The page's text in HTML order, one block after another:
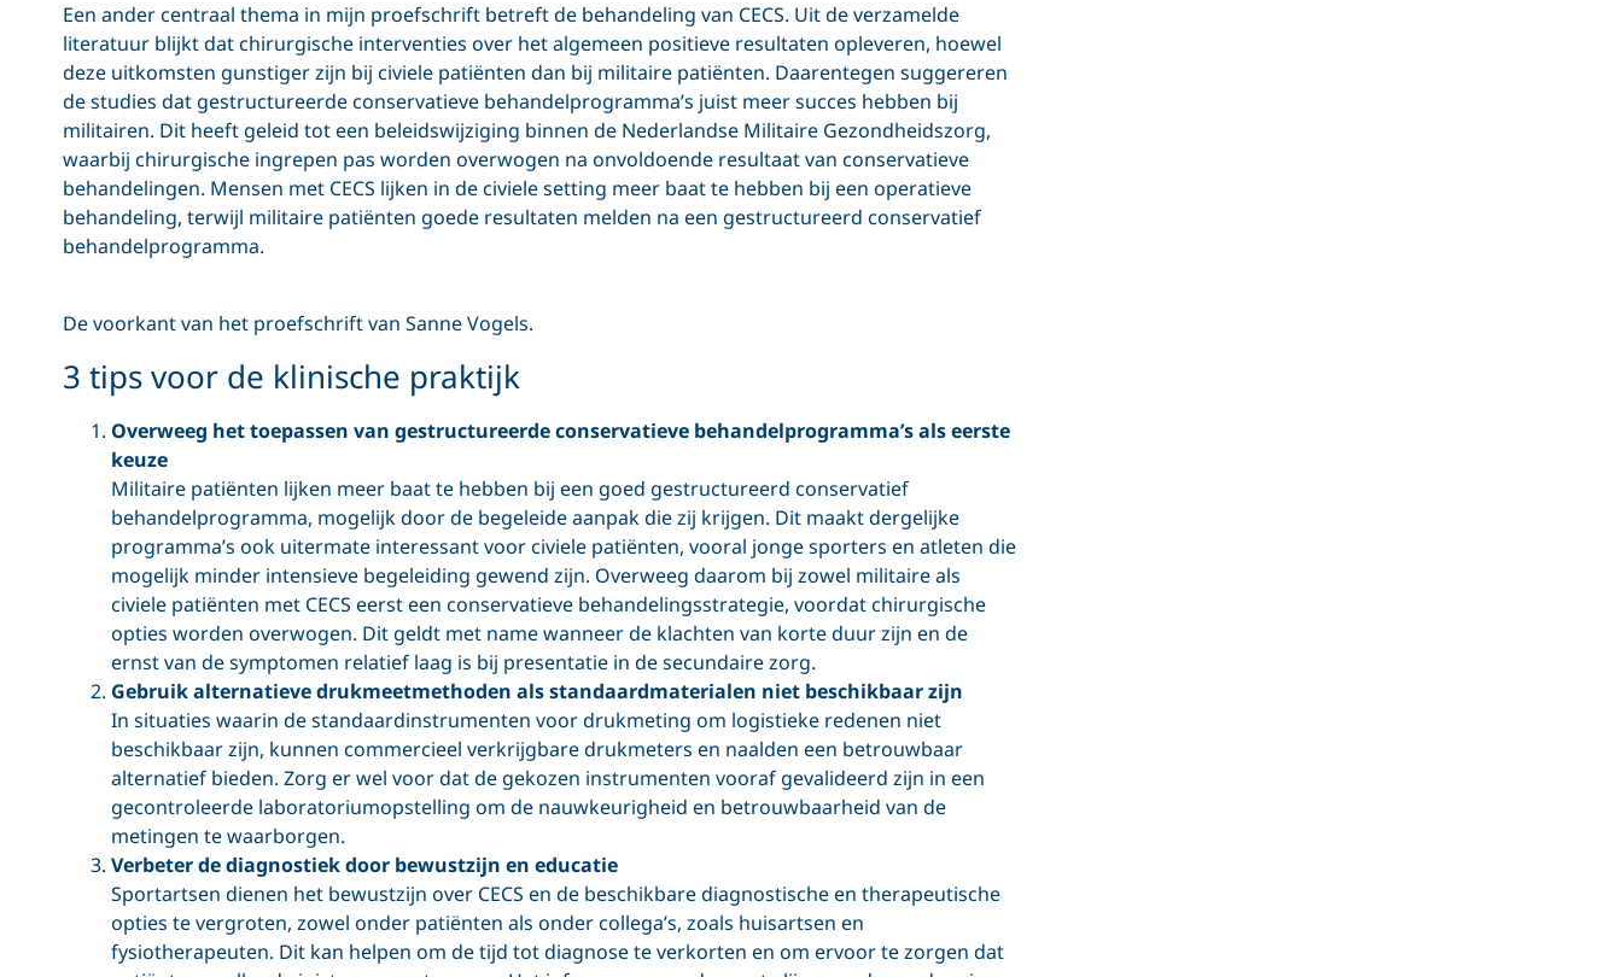
Een ander centraal thema in mijn proefschrift betreft de behandeling van CECS. Uit de verzamelde
literatuur blijkt dat chirurgische interventies over het algemeen positieve resultaten opleveren, hoewel
deze uitkomsten gunstiger zijn bij civiele patiënten dan bij militaire patiënten. Daarentegen suggereren
de studies dat gestructureerde conservatieve behandelprogramma’s juist meer succes hebben bij
militairen. Dit heeft geleid tot een beleidswijziging binnen de Nederlandse Militaire Gezondheidszorg,
waarbij chirurgische ingrepen pas worden overwogen na onvoldoende resultaat van conservatieve
behandelingen. Mensen met CECS lijken in de civiele setting meer baat te hebben bij een operatieve
behandeling, terwijl militaire patiënten goede resultaten melden na een gestructureerd conservatief
behandelprogramma.
De voorkant van het proefschrift van Sanne Vogels.
3 tips voor de klinische praktijk
Overweeg het toepassen van gestructureerde conservatieve behandelprogramma’s als eerste
keuze
Militaire patiënten lijken meer baat te hebben bij een goed gestructureerd conservatief
behandelprogramma, mogelijk door de begeleide aanpak die zij krijgen. Dit maakt dergelijke
programma’s ook uitermate interessant voor civiele patiënten, vooral jonge sporters en atleten die
mogelijk minder intensieve begeleiding gewend zijn. Overweeg daarom bij zowel militaire als
civiele patiënten met CECS eerst een conservatieve behandelingsstrategie, voordat chirurgische
opties worden overwogen. Dit geldt met name wanneer de klachten van korte duur zijn en de
ernst van de symptomen relatief laag is bij presentatie in de secundaire zorg.
Gebruik alternatieve drukmeetmethoden als standaardmaterialen niet beschikbaar zijn
In situaties waarin de standaardinstrumenten voor drukmeting om logistieke redenen niet
beschikbaar zijn, kunnen commercieel verkrijgbare drukmeters en naalden een betrouwbaar
alternatief bieden. Zorg er wel voor dat de gekozen instrumenten vooraf gevalideerd zijn in een
gecontroleerde laboratoriumopstelling om de nauwkeurigheid en betrouwbaarheid van de
metingen te waarborgen.
Verbeter de diagnostiek door bewustzijn en educatie
Sportartsen dienen het bewustzijn over CECS en de beschikbare diagnostische en therapeutische
opties te vergroten, zowel onder patiënten als onder collega’s, zoals huisartsen en
fysiotherapeuten. Dit kan helpen om de tijd tot diagnose te verkorten en om ervoor te zorgen dat